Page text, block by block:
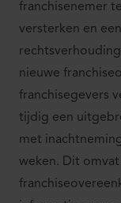
franchisenemer
versterken en
nieuwe
franchisegevers
tijdig een
met
weken. Dit